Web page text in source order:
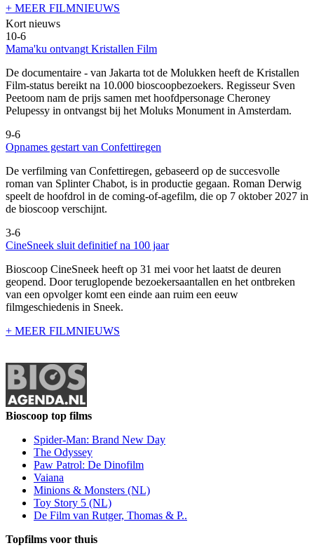
+ MEER FILMNIEUWS
Kort nieuws
10-6
Mama'ku ontvangt Kristallen Film
De documentaire - van Jakarta tot de Molukken heeft de Kristallen
Film-status bereikt na 10.000 bioscoopbezoekers. Regisseur Sven
Peetoom nam de prijs samen met hoofdpersonage Cheroney
Pelupessy in ontvangst bij het Moluks Monument in Amsterdam.
9-6
Opnames gestart van Confettiregen
De verfilming van Confettiregen, gebaseerd op de succesvolle
roman van Splinter Chabot, is in productie gegaan. Roman Derwig
speelt de hoofdrol in de coming-of-agefilm, die op 7 oktober 2027 in
de bioscoop verschijnt.
3-6
CineSneek sluit definitief na 100 jaar
Bioscoop CineSneek heeft op 31 mei voor het laatst de deuren
geopend. Door teruglopende bezoekersaantallen en het ontbreken
van een opvolger komt een einde aan ruim een eeuw
filmgeschiedenis in Sneek.
+ MEER FILMNIEUWS
Bioscoop top films
Spider-Man: Brand New Day
The Odyssey
Paw Patrol: De Dinofilm
Vaiana
Minions & Monsters (NL)
Toy Story 5 (NL)
De Film van Rutger, Thomas & P..
Topfilms voor thuis